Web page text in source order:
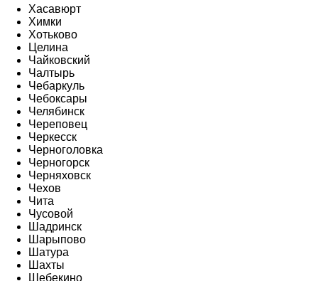
Хасавюрт
Химки
Хотьково
Целина
Чайковский
Чалтырь
Чебаркуль
Чебоксары
Челябинск
Череповец
Черкесск
Черноголовка
Черногорск
Черняховск
Чехов
Чита
Чусовой
Шадринск
Шарыпово
Шатура
Шахты
Шебекино